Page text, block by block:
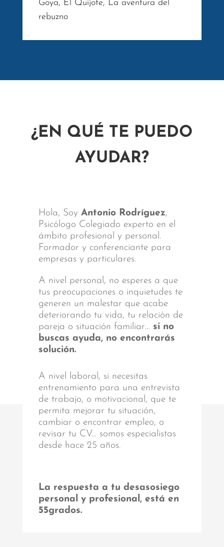
Goya, El Quijote, La aventura del
rebuzno
¿EN QUÉ TE PUEDO
AYUDAR?
Hola, Soy Antonio Rodríguez,
Psicólogo Colegiado experto en el
ámbito profesional y personal.
Formador y conferenciante para
empresas y particulares.
A nivel personal, no esperes a que
tus preocupaciones o inquietudes te
generen un malestar que acabe
deteriorando tu vida, tu relación de
pareja o situación familiar… si no
buscas ayuda, no encontrarás
solución.
A nivel laboral, si necesitas
entrenamiento para una entrevista
de trabajo, o motivacional, que te
permita mejorar tu situación,
cambiar o encontrar empleo, o
revisar tu CV… somos especialistas
desde hace 25 años.
La respuesta a tu desasosiego
personal y profesional, está en
55grados.